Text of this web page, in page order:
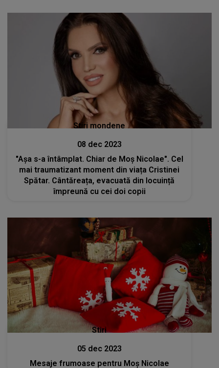
Stiri mondene
08 dec 2023
"Așa s-a întâmplat. Chiar de Moș Nicolae". Cel
mai traumatizant moment din viața Cristinei
Spătar. Cântăreața, evacuată din locuință
împreună cu cei doi copii
Stiri
05 dec 2023
Mesaje frumoase pentru Moș Nicolae